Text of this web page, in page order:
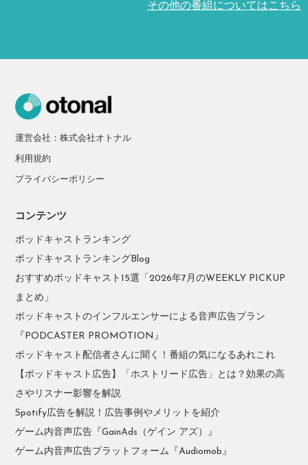
その他の番組についてはこちら
運営会社：株式会社オトナル
利用規約
プライバシーポリシー
コンテンツ
ポッドキャストランキング
ポッドキャストランキングBlog
おすすめポッドキャスト15選「2026年7月のWEEKLY PICKUP
まとめ」
ポッドキャストのインフルエンサーによる音声広告プラン
『PODCASTER PROMOTION』
ポッドキャスト配信者さんに聞く！番組の気になるあれこれ
【ポッドキャスト広告】「ホストリード広告」とは？効果の高
さやリスナー影響を解説
Spotify広告を解説！広告事例やメリットを紹介
ゲーム内音声広告『GainAds（ゲイン アズ）』
ゲーム内音声広告プラットフォーム『Audiomob』